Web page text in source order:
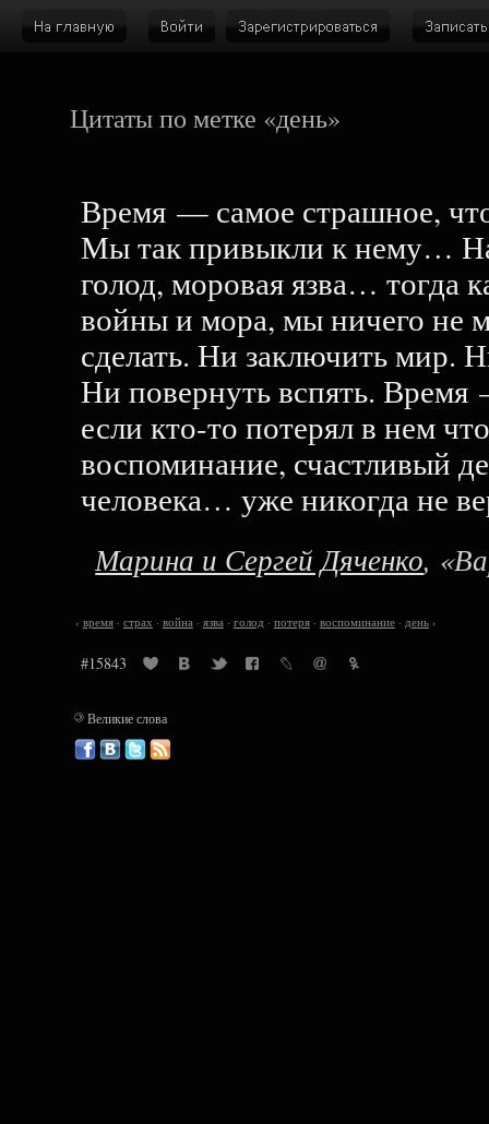
Цитаты по метке «день»
Время — самое страшное,
Мы так привыкли к нему…
голод, моровая язва… тогда
войны и мора, мы ничего не
сделать. Ни заключить мир.
Ни повернуть вспять.
если кто-то потерял в нем
воспоминание, счастливый
человека… уже никогда не
Марина и Сергей Дяченко,
‹ время· страх · война· язва· голод · потеря· воспоминание· день›
#15843
©Великие слова